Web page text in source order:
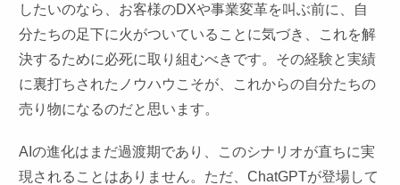
したいのなら、お客様のDXや事業変革を叫ぶ前に、自
分たちの足下に火がついていることに気づき、これを解
決するために必死に取り組むべきです。その経験と実績
に裏打ちされたノウハウこそが、これからの自分たちの
売り物になるのだと思います。
AIの進化はまだ過渡期であり、このシナリオが直ちに実
現されることはありません。ただ、ChatGPTが登場して